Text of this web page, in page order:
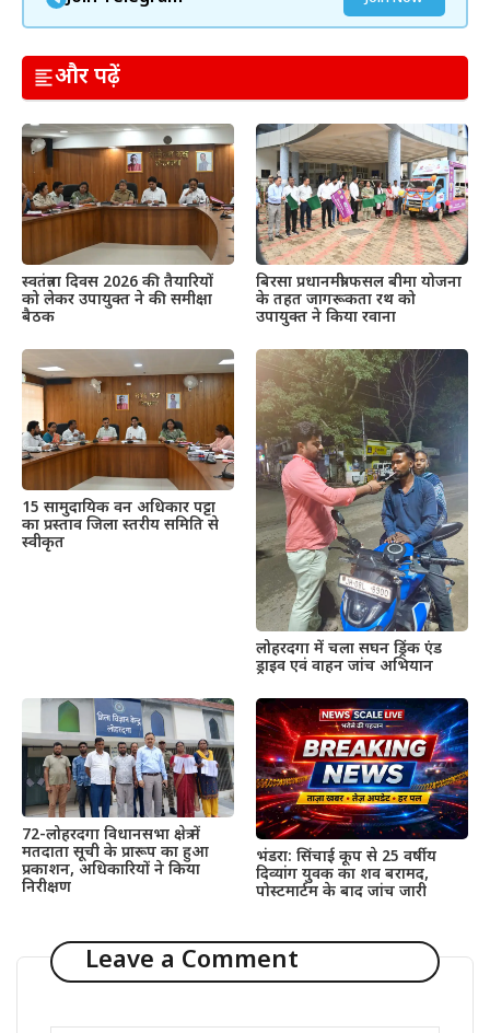
और पढ़ें
स्वतंत्रता दिवस 2026 की तैयारियों
को लेकर उपायुक्त ने की समीक्षा
बैठक
बिरसा प्रधानमंत्री फसल बीमा योजना
के तहत जागरूकता रथ को
उपायुक्त ने किया रवाना
15 सामुदायिक वन अधिकार पट्टा
का प्रस्ताव जिला स्तरीय समिति से
स्वीकृत
लोहरदगा में चला सघन ड्रिंक एंड
ड्राइव एवं वाहन जांच अभियान
72-लोहरदगा विधानसभा क्षेत्र में
मतदाता सूची के प्रारूप का हुआ
प्रकाशन, अधिकारियों ने किया
निरीक्षण
भंडरा: सिंचाई कूप से 25 वर्षीय
दिव्यांग युवक का शव बरामद,
पोस्टमार्टम के बाद जांच जारी
Leave a Comment